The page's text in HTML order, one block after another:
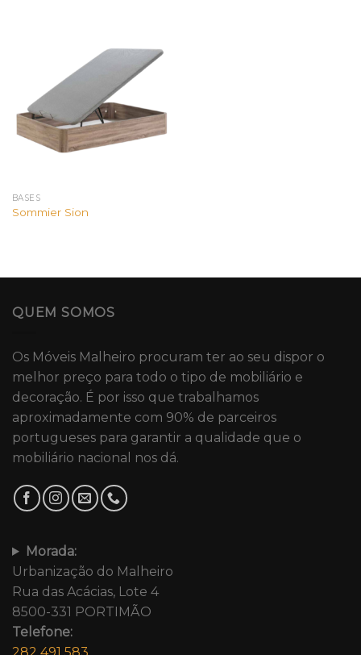
BASES
Sommier Sion
QUEM SOMOS
Os Móveis Malheiro procuram ter ao seu dispor o
melhor preço para todo o tipo de mobiliário e
decoração. É por isso que trabalhamos
aproximadamente com 90% de parceiros
portugueses para garantir a qualidade que o
mobiliário nacional nos dá.
Morada:
Urbanização do Malheiro
Rua das Acácias, Lote 4
8500-331 PORTIMÃO
Telefone: